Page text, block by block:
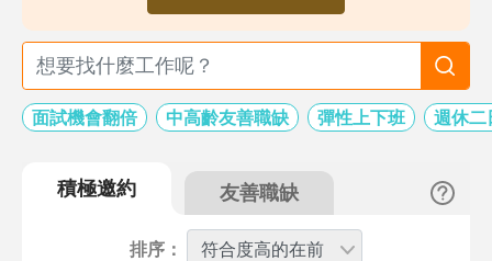
面試機會翻倍 中高齡友善職缺 彈性上下班 週休二
積極邀約 友善職缺
排序：